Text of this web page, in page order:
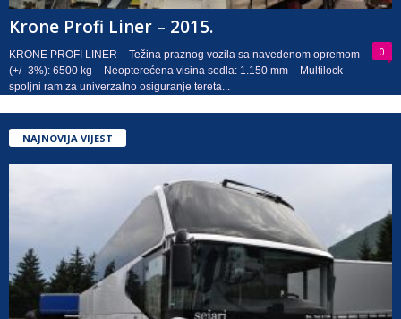
Krone Profi Liner – 2015.
0
KRONE PROFI LINER – Težina praznog vozila sa navedenom opremom
(+/- 3%): 6500 kg – Neopterećena visina sedla: 1.150 mm – Multilock-
spoljni ram za univerzalno osiguranje tereta...
NAJNOVIJA VIJEST